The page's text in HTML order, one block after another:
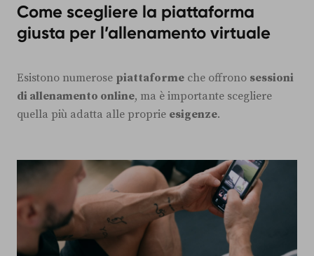
Come scegliere la piattaforma
giusta per l’allenamento virtuale
Esistono numerose piattaforme che offrono sessioni
di allenamento online, ma è importante scegliere
quella più adatta alle proprie esigenze.